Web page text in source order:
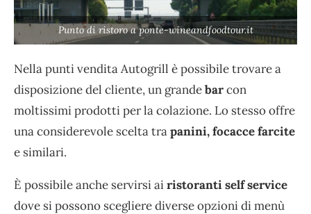
Punto di ristoro a ponte-wineandfoodtour.it
Nella punti vendita Autogrill è possibile trovare a
disposizione del cliente, un grandebarcon
moltissimi prodotti per la colazione. Lo stesso offre
una considerevole scelta trapanini, focacce farcite
e similari.
È possibile anche servirsi airistoranti self service
dove si possono scegliere diverse opzioni di menù